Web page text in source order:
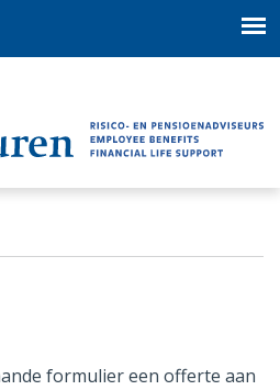
formulier een offerte aan